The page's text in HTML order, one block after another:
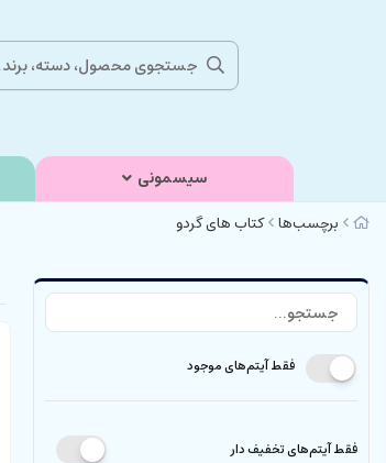
سیسمونی
برچسب‌ها کتاب های گردو
فقط آیتم‌های موجود
فقط آیتم‌های تخفیف دار